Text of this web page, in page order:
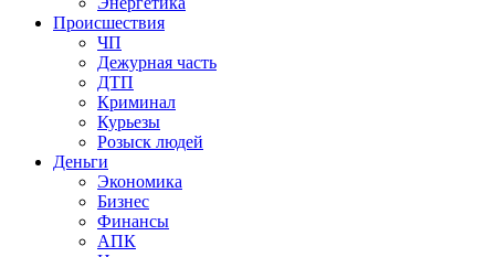
Происшествия
ЧП
Дежурная часть
ДТП
Криминал
Курьезы
Розыск людей
Деньги
Экономика
Бизнес
Финансы
АПК